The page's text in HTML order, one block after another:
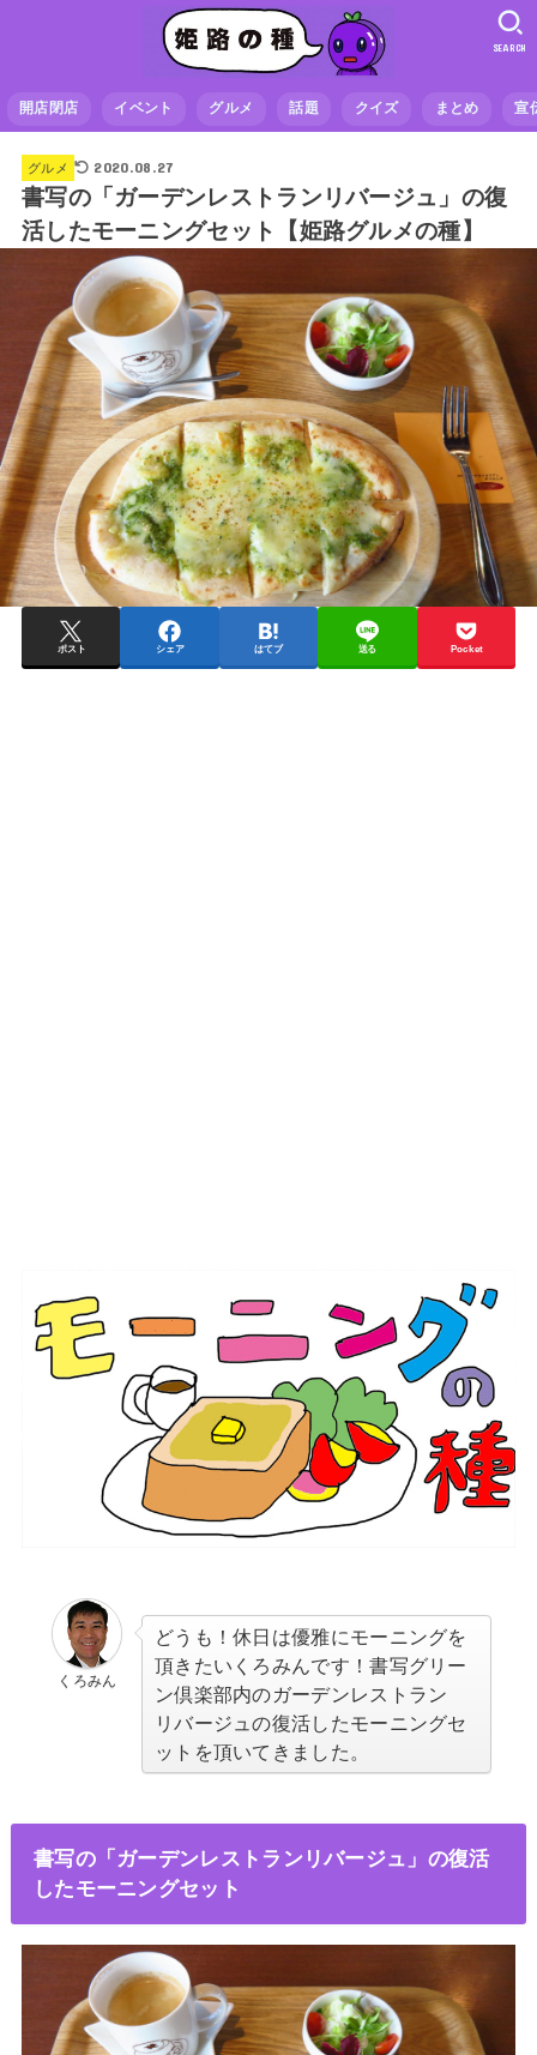
開店閉店 イベント グルメ 話題 クイズ まとめ 宣
SEARCH
グルメ 2020.08.27
書写の「ガーデンレストランリバージュ」の復
活したモーニングセット【姫路グルメの種】
ポスト シェア はてブ 送る Pocket
くろみん
どうも！休日は優雅にモーニングを
頂きたいくろみんです！書写グリー
ン倶楽部内のガーデンレストラン
リバージュの復活したモーニングセ
ットを頂いてきました。
書写の「ガーデンレストランリバージュ」の復活
したモーニングセット